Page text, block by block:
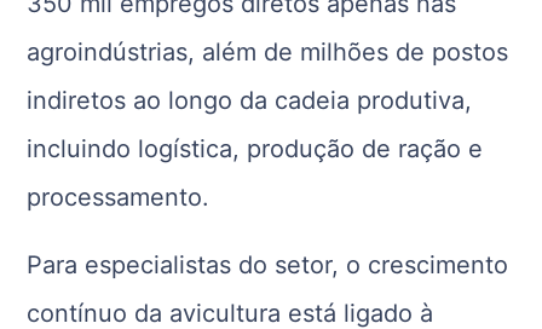
agroindústrias, além de milhões de postos
indiretos ao longo da cadeia produtiva,
incluindo logística, produção de ração e
processamento.
Para especialistas do setor, o crescimento
contínuo da avicultura está ligado à